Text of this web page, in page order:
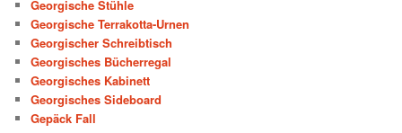
Georgische Stühle
Georgische Terrakotta-Urnen
Georgischer Schreibtisch
Georgisches Bücherregal
Georgisches Kabinett
Georgisches Sideboard
Gepäck Fall